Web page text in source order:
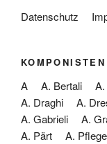
Datenschutz
KOMPONISTEN
A A. Bertali
A. Draghi
A.
A. Gabrieli
A.
A. Pärt
A.